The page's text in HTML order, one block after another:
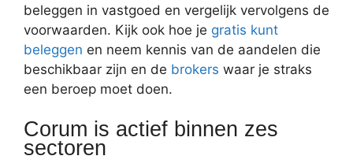
beleggen in vastgoed en vergelijk vervolgens de
voorwaarden. Kijk ook hoe je gratis kunt
beleggen en neem kennis van de aandelen die
beschikbaar zijn en de brokers waar je straks
een beroep moet doen.
Corum is actief binnen zes
sectoren